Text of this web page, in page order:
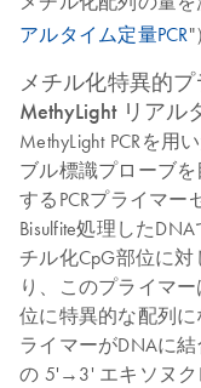
アルタイム定量PCR"
メチル化特異的プ
MethyLight リアル
MethyLight PCRを
ブル標識プローブ
するPCRプライマー
Bisulfite処理した
チル化CpG部位に
り、このプライマ
位に特異的な配列
ライマーがDNAに結
の 5'→3' エキソヌク